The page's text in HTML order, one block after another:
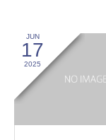
JUN
17
2025